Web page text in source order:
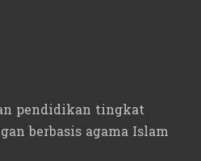
pendidikan tingkat
berbasis agama Islam